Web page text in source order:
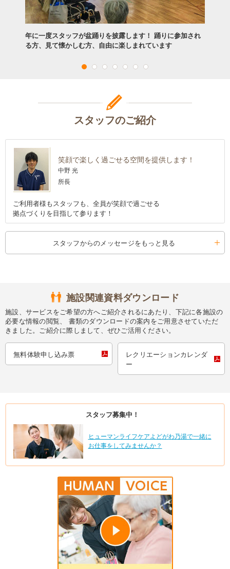
年に一度スタッフが盆踊りを披露します！ 踊りに参加され
る方、見て懐かしむ方、自由に楽しまれています
スタッフのご紹介
笑顔で楽しく過ごせる空間を提供します！
中野 光
所長
ご利用者様もスタッフも、全員が笑顔で過ごせる
拠点づくりを目指して参ります！
スタッフからのメッセージをもっと見る
施設関連資料ダウンロード
施設、サービスをご希望の方へご紹介されるにあたり、下記に各施設の
必要な情報の閲覧、 書類のダウンロードの案内をご用意させていただ
きました。ご紹介に際しまして、ぜひご活用ください。
無料体験申し込み票
レクリエーションカレンダ
ー
スタッフ募集中！
ヒューマンライフケアよどがわ乃湯で一緒に
お仕事をしてみませんか？